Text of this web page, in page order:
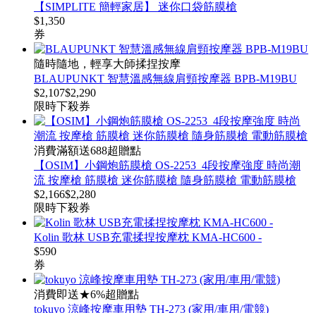
【SIMPLITE 簡輕家居】 迷你口袋筋膜槍
$1,350
券
隨時隨地，輕享大師揉捏按摩
BLAUPUNKT 智慧溫感無線肩頸按摩器 BPB-M19BU
$2,107$2,290
限時下殺券
消費滿額送688超贈點
【OSIM】小鋼炮筋膜槍 OS-2253_4段按摩強度 時尚潮
流 按摩槍 筋膜槍 迷你筋膜槍 隨身筋膜槍 電動筋膜槍
$2,166$2,280
限時下殺券
Kolin 歌林 USB充電揉捏按摩枕 KMA-HC600 -
$590
券
消費即送★6%超贈點
tokuyo 涼峰按摩車用墊 TH-273 (家用/車用/電競)